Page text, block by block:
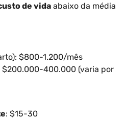
de vida abaixo da média
$800-1.200/mês
$200.000-400.000 (varia por
: $15-30